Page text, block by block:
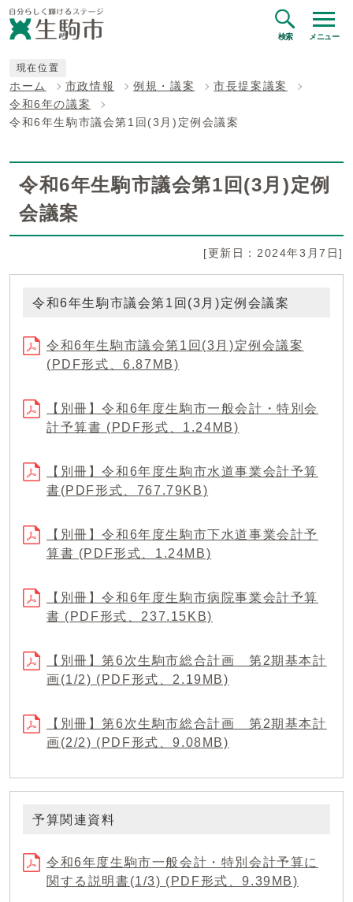
検索 メニュー
現在位置
ホーム 市政情報 例規・議案
市長提案議案
令和6年の議案
令和6年生駒市議会第1回(3月)定例会議案
令和6年生駒市議会第1回(3月)定例
会議案
[更新日：2024年3月7日]
令和6年生駒市議会第1回(3月)定例会議案
令和6年生駒市議会第1回(3月)定例会議案
(PDF形式、6.87MB)
【別冊】令和6年度生駒市一般会計・特別会
計予算書 (PDF形式、1.24MB)
【別冊】令和6年度生駒市水道事業会計予算
書(PDF形式、767.79KB)
【別冊】令和6年度生駒市下水道事業会計予
算書 (PDF形式、1.24MB)
【別冊】令和6年度生駒市病院事業会計予算
書 (PDF形式、237.15KB)
【別冊】第6次生駒市総合計画 第2期基本計
画(1/2) (PDF形式、2.19MB)
【別冊】第6次生駒市総合計画 第2期基本計
画(2/2) (PDF形式、9.08MB)
予算関連資料
令和6年度生駒市一般会計・特別会計予算に
関する説明書(1/3) (PDF形式、9.39MB)